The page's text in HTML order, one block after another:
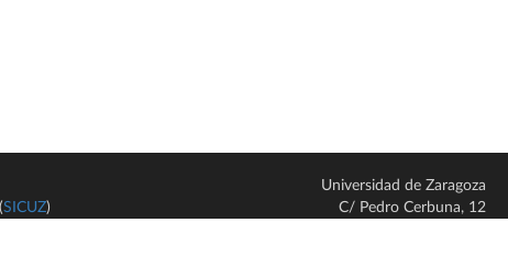
SICUZ)
Universidad de Zaragoza
C/ Pedro Cerbuna, 12